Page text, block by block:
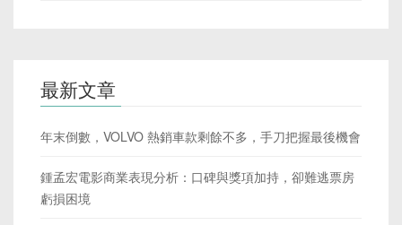
最新文章
年末倒數，VOLVO 熱銷車款剩餘不多，手刀把握最後機會
鍾孟宏電影商業表現分析：口碑與獎項加持，卻難逃票房
虧損困境